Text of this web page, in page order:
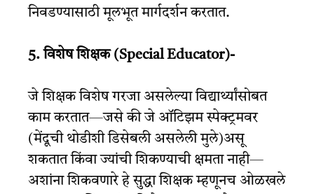
निवडण्यासाठी मूलभूत मार्गदर्शन करतात.
5. विशेष शिक्षक (Special Educator)-
जे शिक्षक विशेष गरजा असलेल्या विद्यार्थ्यांसोबत
काम करतात—जसे की जे ऑटिझम स्पेक्ट्रमवर
(मेंदूची थोडीशी डिसेबली असलेली मुले)असू
शकतात किंवा ज्यांची शिकण्याची क्षमता नाही—
अशांना शिकवणारे हे सुद्धा शिक्षक म्हणूनच ओळखले